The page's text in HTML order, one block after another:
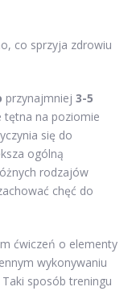
co sprzyja zdrowiu
przynajmniej 3-5
tętna na poziomie
się do
ogólną
rodzajów
chęć do
ćwiczeń o elementy
wykonywaniu
sposób treningu